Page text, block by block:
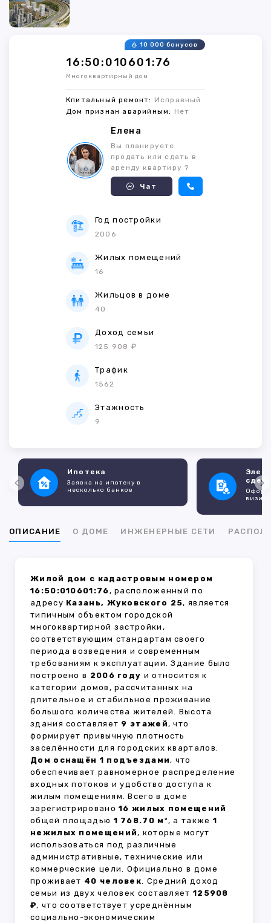
16:50:010601:76
10 000 бонусов
Многоквартирный дом
Кпитальный ремонт: Исправный
Дом признан аварийным: Нет
Елена
Вы планируете
продать или сдать в
аренду квартиру ?
Чат
Год постройки
2006
Жилых помещений
16
Жильцов в доме
40
Доход семьи
125 908 ₽
Трафик
1562
Этажность
9
Ипотека
Заявка на ипотеку в
несколько банков
ОПИСАНИЕ О ДОМЕ ИНЖЕНЕРНЫЕ СЕТИ
Жилой дом с кадастровым номером
16:50:010601:76, расположенный по
адресу Казань, Жуковского 25, является
типичным объектом городской
многоквартирной застройки,
соответствующим стандартам своего
периода возведения и современным
требованиям к эксплуатации. Здание было
построено в 2006 году и относится к
категории домов, рассчитанных на
длительное и стабильное проживание
большого количества жителей. Высота
здания составляет 9 этажей, что
формирует привычную плотность
заселённости для городских кварталов.
Дом оснащён 1 подъездами, что
обеспечивает равномерное распределение
входных потоков и удобство доступа к
жилым помещениям. Всего в доме
зарегистрировано16 жилых помещений
общей площадью 1 768.70 м², а также 1
нежилых помещений, которые могут
использоваться под различные
административные, технические или
коммерческие цели. Официально в доме
проживает 40 человек. Средний доход
семьи из двух человек составляет 125908
₽, что соответствует усреднённым
социально-экономическим